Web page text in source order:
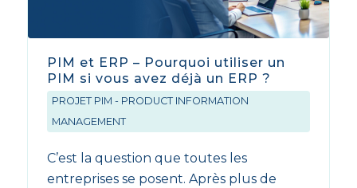
PIM et ERP – Pourquoi utiliser un
PIM si vous avez déjà un ERP ?
PROJET PIM - PRODUCT INFORMATION
MANAGEMENT
C’est la question que toutes les
entreprises se posent. Après plus de